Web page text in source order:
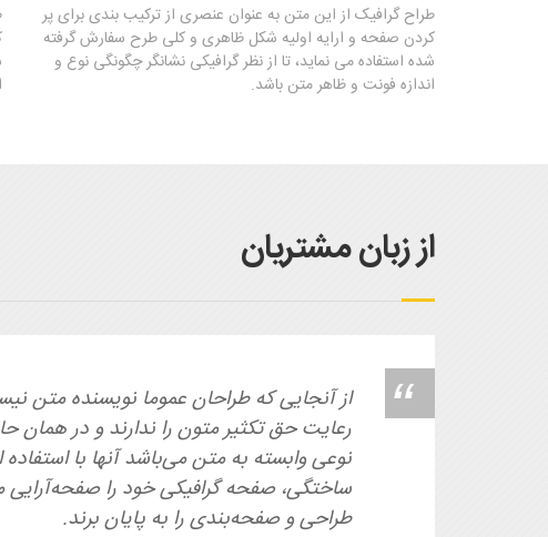
طراح گرافیک از این متن به عنوان عنصری از ترکیب بندی برای پر
کردن صفحه و ارایه اولیه شکل ظاهری و کلی طرح سفارش گرفته
شده استفاده می نماید، تا از نظر گرافیکی نشانگر چگونگی نوع و
اندازه فونت و ظاهر متن باشد.
از زبان مشتریان
از آنجایی که طراحان عموما نویسنده متن
رعایت حق تکثیر متون را ندارند و در همان
نوعی وابسته به متن می‌باشد آنها با
ساختگی، صفحه گرافیکی خود را صفحه‌آرایی
طراحی و صفحه‌بندی را به پایان برند.